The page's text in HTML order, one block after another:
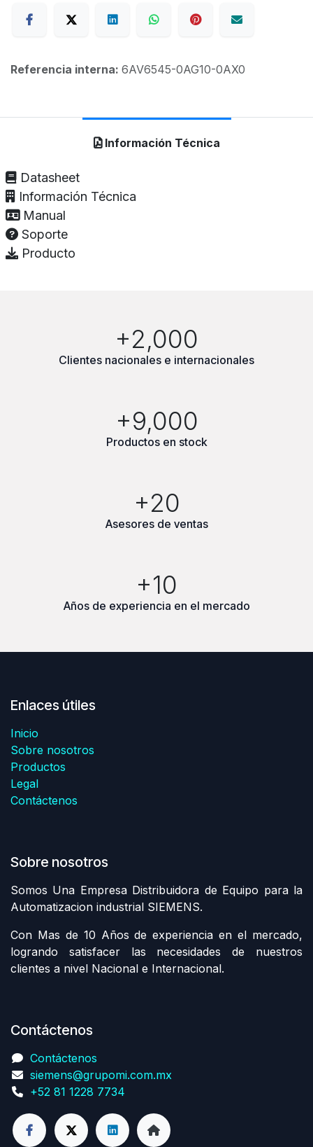
Referencia interna: 6AV6545-0AG10-0AX0
Información Técnica
Datasheet
Información Técnica
Manual
Soporte
Producto
+2,000
Clientes nacionales e internacionales
+9,000
Productos en stock
+20
Asesores de ventas
+10
Años de experiencia en el mercado
Enlaces útiles
Inicio
Sobre nosotros
Productos
Legal
Contáctenos
Sobre nosotros
Somos Una Empresa Distribuidora de Equipo para la
Automatizacion industrial SIEMENS.
Con Mas de 10 Años de experiencia en el mercado,
logrando satisfacer las necesidades de nuestros
clientes a nivel Nacional e Internacional.
Contáctenos
Contáctenos
siemens@grupomi.com.mx
+52 81 1228 7734